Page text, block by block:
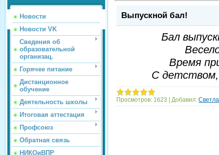
Новости
Новости VK
Сведения об
образовательной
организац.
Горячее питание
Дистанционное
обучение
Деятельность школы
Итоговая аттестация
Профсоюз
Обратная связь
НИКОиВПР
Выпускной бал!
Бал
Время
С
Просмотров: 1623 Добавил: